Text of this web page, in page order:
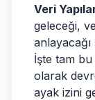
Veri
geleceği,
anlayacağı
İşte tam
olarak
ayak izini